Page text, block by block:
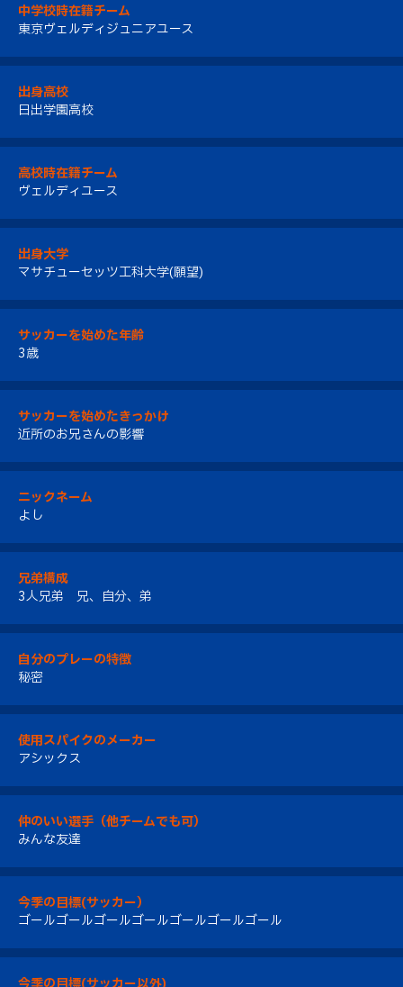
中学校時在籍チーム
東京ヴェルディジュニアユース
出身高校
日出学園高校
高校時在籍チーム
ヴェルディユース
出身大学
マサチューセッツ工科大学(願望)
サッカーを始めた年齢
3歳
サッカーを始めたきっかけ
近所のお兄さんの影響
ニックネーム
よし
兄弟構成
3人兄弟 兄、自分、弟
自分のプレーの特徴
秘密
使用スパイクのメーカー
アシックス
仲のいい選手（他チームでも可）
みんな友達
今季の目標(サッカー）
ゴールゴールゴールゴールゴールゴールゴール